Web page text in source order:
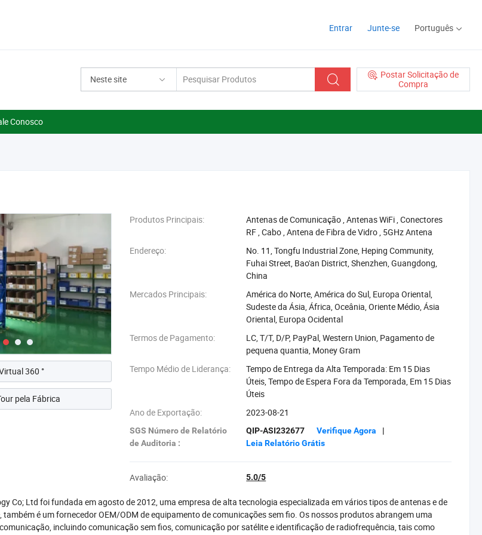
Entrar Junte-se Português
Neste site
Postar Solicitação de
Compra
Conosco
360 °
pela Fábrica
Produtos Principais: ‪Antenas de Comunicação‬,‪Antenas WiFi‬,‪Conectores
RF‬,‪Cabo‬,‪Antena de Fibra de Vidro‬, ‪5GHz Antena‬
Endereço:
No. 11, Tongfu Industrial Zone, Heping Community,
Fuhai Street, Bao'an District, Shenzhen, Guangdong,
China
Mercados Principais:
América do Norte, América do Sul, Europa Oriental,
Sudeste da Ásia, África, Oceânia, Oriente Médio, Ásia
Oriental, Europa Ocidental
Termos de Pagamento:
LC, T/T, D/P, PayPal, Western Union, Pagamento de
pequena quantia, Money Gram
Tempo Médio de Liderança:
Tempo de Entrega da Alta Temporada: Em 15 Dias
Úteis, Tempo de Espera Fora da Temporada, Em 15 Dias
Úteis
Ano de Exportação:
2023-08-21
SGS Número de Relatório
de Auditoria :
QIP-ASI232677 Verifique Agora
|
Leia Relatório Grátis
Avaliação: 5.0/5
Co; Ltd foi fundada em agosto de 2012, uma empresa de alta tecnologia especializada em vários tipos de antenas e de
também é um fornecedor OEM/ODM de equipamento de comunicações sem fio. Os nossos produtos abrangem uma
incluindo comunicação sem fios, comunicação por satélite e identificação de radiofrequência, tais como